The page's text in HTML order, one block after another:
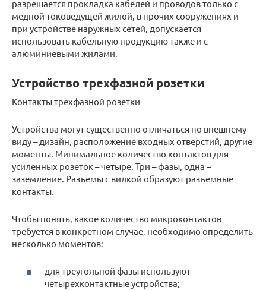
разрешается прокладка кабелей и проводов только с
медной токоведущей жилой, в прочих сооружениях и
при устройстве наружных сетей, допускается
использовать кабельную продукцию также и с
алюминиевыми жилами.
Устройство трехфазной розетки
Контакты трехфазной розетки
Устройства могут существенно отличаться по внешнему
виду – дизайн, расположение входных отверстий, другие
моменты. Минимальное количество контактов для
усиленных розеток – четыре. Три – фазы, одна –
заземление. Разъемы с вилкой образуют разъемные
контакты.
Чтобы понять, какое количество микроконтактов
требуется в конкретном случае, необходимо определить
несколько моментов:
для треугольной фазы используют
четырехконтактные устройства;